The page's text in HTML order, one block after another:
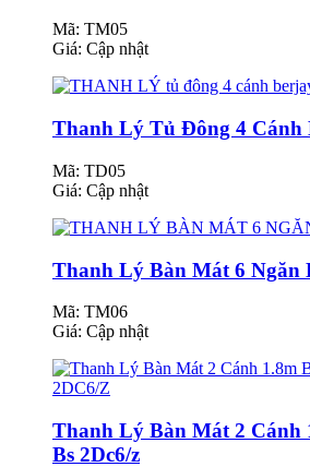
Mã: TM05
Giá: Cập nhật
Thanh Lý Tủ Đông 4 Cánh
Mã: TD05
Giá: Cập nhật
Thanh Lý Bàn Mát 6 Ngăn
Mã: TM06
Giá: Cập nhật
Thanh Lý Bàn Mát 2 Cánh
Bs 2Dc6/z